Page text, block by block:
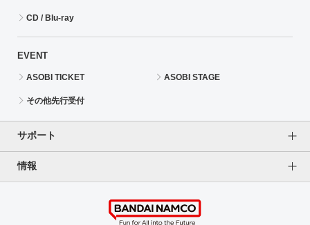
CD / Blu-ray
EVENT
ASOBI TICKET ASOBI STAGE
その他先行受付
サポート
よくあるご質問（FAQ）
情報
個人情報保護方針